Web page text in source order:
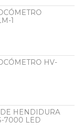
1
HV-
HENDIDURA
7000 LED